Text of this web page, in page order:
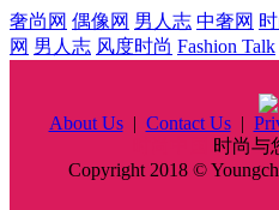
奢尚网 偶像网 男人志 中奢网
网 男人志 风度时尚 Fashion Talk
About Us| Contact Us|
时尚与
Copyright 2018 ©